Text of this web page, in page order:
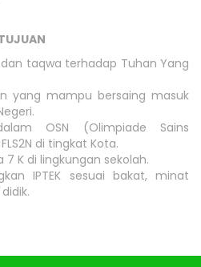
taqwa terhadap Tuhan Yang
yang mampu bersaing masuk
OSN (Olimpiade Sains
di tingkat Kota.
K di lingkungan sekolah.
IPTEK sesuai bakat, minat